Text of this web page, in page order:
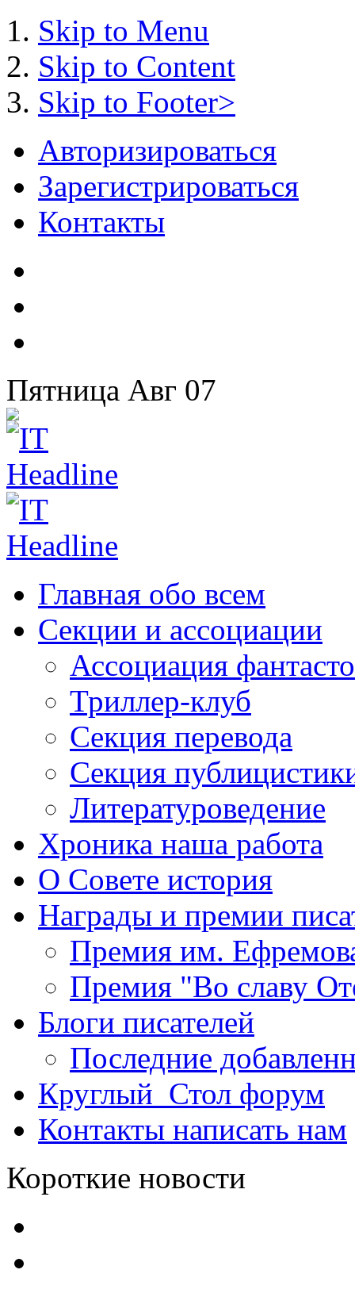
Skip to Menu
Skip to Content
Skip to Footer>
Авторизироваться
Зарегистрироваться
Контакты
Пятница Авг 07
Главная обо всем
Секции и ассоциации
Ассоциация
Триллер-клуб
Секция перевода
Секция
Литературоведение
Хроника наша работа
О Совете история
Награды и премии
Премия им.
Премия "Во славу
Блоги писателей
Последние
Круглый_Стол форум
Контакты написать нам
Короткие новости